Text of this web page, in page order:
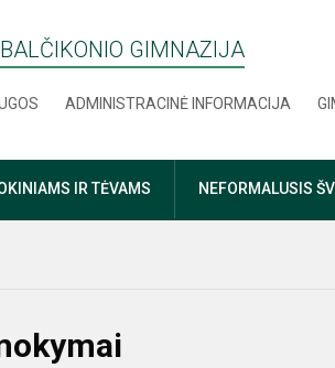
GIMNAZIJA
ADMINISTRACINĖ INFORMACIJA
IR TĖVAMS NEFORMALUSIS